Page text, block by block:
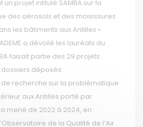
un projet intitulé SAMBA sur la
des aérosols et des moisissures
les bâtiments aux Antilles ».
a dévoilé les lauréats du
faisait partie des 29 projets
dossiers déposés.
de recherche sur la problématique
aux Antilles porté par
mené de 2022 à 2024, en
de la Qualité de l’Air